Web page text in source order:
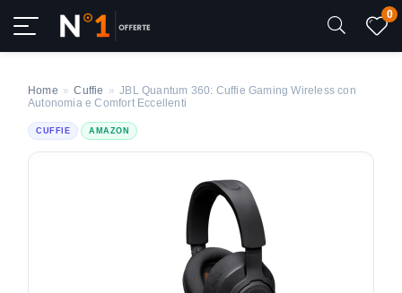
0
Home » Cuffie » JBL Quantum 360: Cuffie Gaming Wireless con
Autonomia e Comfort Eccellenti
CUFFIE AMAZON